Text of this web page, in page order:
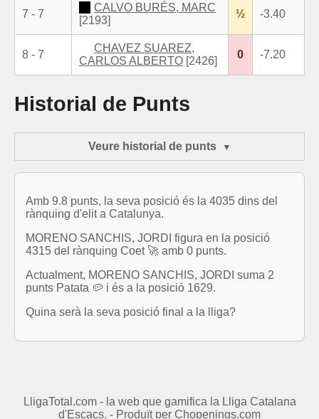
7 - 7
CALVO BURÉS, MARC
[2193]
½ -3.40
8 - 7
CHAVEZ SUAREZ,
CARLOS ALBERTO [2426]
0 -7.20
Historial de Punts
Veure historial de punts
Amb 9.8 punts, la seva posició és la 4035 dins del
rànquing d'elit a Catalunya.
MORENO SANCHIS, JORDI figura en la posició
4315 del rànquing Coet 🚀 amb 0 punts.
Actualment, MORENO SANCHIS, JORDI suma 2
punts Patata 🥔 i és a la posició 1629.
Quina serà la seva posició final a la lliga?
LligaTotal.com - la web que gamifica la Lliga Catalana
d'Escacs. - Produït per Chopenings.com